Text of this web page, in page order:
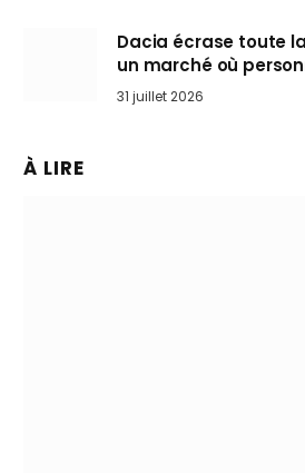
Dacia écrase toute
un marché où
31 juillet 2026
À LIRE